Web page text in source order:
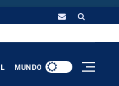
MUNDO